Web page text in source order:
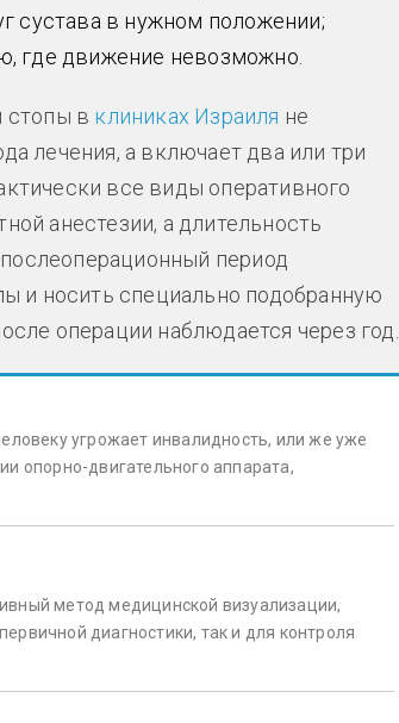
сустава в нужном положении;
где движение невозможно.
стопы в клиниках Израиля не
лечения, а включает два или три
все виды оперативного
анестезии, а длительность
период
и носить специально подобранную
операции наблюдается через год.
угрожает инвалидность, или же уже
опорно-двигательного аппарата,
метод медицинской визуализации,
диагностики, так и для контроля